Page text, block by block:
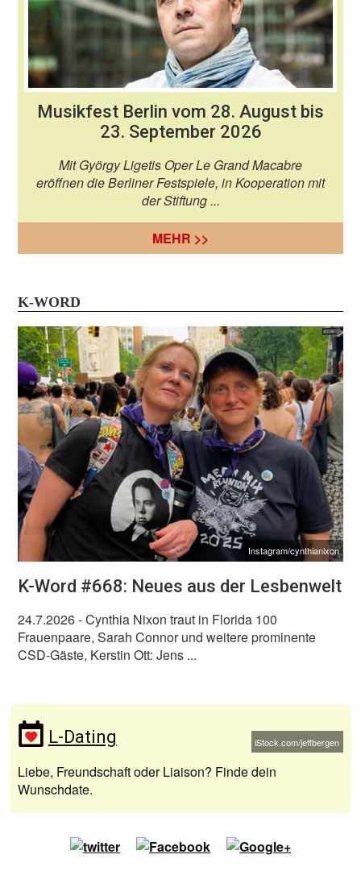
Musikfest Berlin vom 28. August bis
23. September 2026
Mit György Ligetis Oper Le Grand Macabre
eröffnen die Berliner Festspiele, in Kooperation mit
der Stiftung ...
MEHR >>
K-WORD
Instagram/cynthianixon
K-Word #668: Neues aus der Lesbenwelt
24.7.2026- Cynthia Nixon traut in Florida 100
Frauenpaare, Sarah Connor und weitere prominente
CSD-Gäste, Kerstin Ott: Jens ...
L-Dating iStock.com/jeffbergen
Liebe, Freundschaft oder Liaison? Finde dein
Wunschdate.